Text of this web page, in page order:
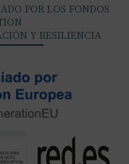
POR LOS FONDOS
Y RESILIENCIA